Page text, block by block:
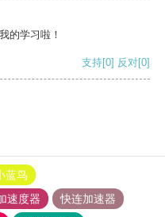
的学习啦！
支持[0] 反对[0]
蓝鸟
速度器
快连加速器